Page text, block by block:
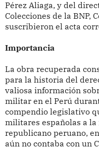
Pérez Aliaga, y del
Colecciones de la BNP,
suscribieron el acta
Importancia
La obra recuperada
para la historia del
valiosa información
militar en el Perú
compendio legislativo
militares españolas a
republicano peruano,
aún no contaba con un